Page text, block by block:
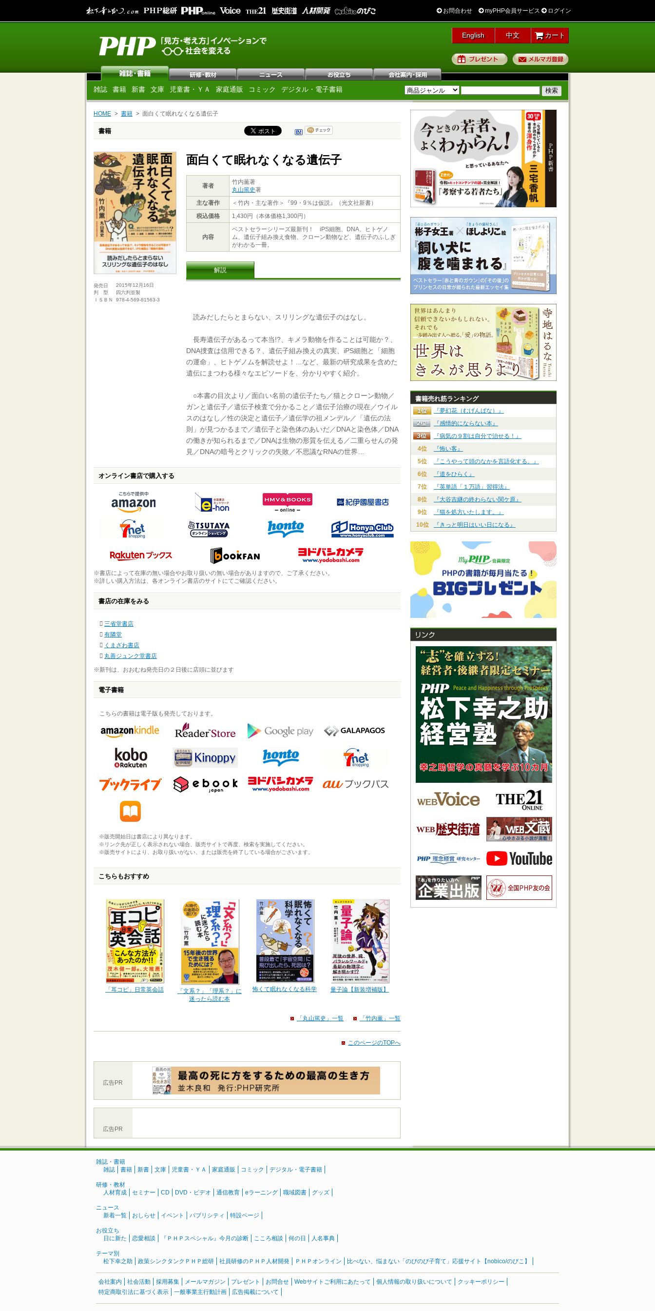
お問合わせ myPHP会員サービス ログイン
English 中文 カート
プレゼント
雑誌 書籍 新書 文庫 児童書・ＹＡ 家庭通販 コミック デジタル・電子書籍
HOME 書籍 面白くて眠れなくなる遺伝子
書籍
発売日
2015年12月16日
判 型
四六判並製
ＩＳＢＮ
978-4-569-81563-3
面白くて眠れなくなる遺伝子
著者
竹内薫著
丸山篤史著
主な著作
＜竹内・主な著作＞『99・9％は仮説』（光文社新書）
税込価格
1,430円（本体価格1,300円）
内容
ベストセラーシリーズ最新刊！ iPS細胞、DNA、ヒトゲノ
ム、遺伝子組み換え食物、クローン動物など、遺伝子のふしぎ
がわかる一冊。
解説
読みだしたらとまらない、スリリングな遺伝子のはなし。
長寿遺伝子があるって本当!?、キメラ動物を作ることは可能か？、
DNA捜査は信用できる？、遺伝子組み換えの真実、iPS細胞と「細胞
の運命」、ヒトゲノムを解読せよ！…など、最新の研究成果を含めた
遺伝にまつわる様々なエピソードを、分かりやすく紹介。
○本書の目次より／面白い名前の遺伝子たち／猫とクローン動物／
ガンと遺伝子／遺伝子検査で分かること／遺伝子治療の現在／ウイル
スのはなし／性の決定と遺伝子／遺伝学の祖メンデル／「遺伝の法
則」が見つかるまで／遺伝子と染色体のあいだ／DNAと染色体／DNA
の働きが知られるまで／DNAは生物の形質を伝える／二重らせんの発
見／DNAの暗号とクリックの失敗／不思議なRNAの世界…
オンライン書店で購入する
※書店によって在庫の無い場合やお取り扱いの無い場合がありますので、ご了承ください。
※詳しい購入方法は、各オンライン書店のサイトにてご確認ください。
書店の在庫をみる
三省堂書店
有隣堂
くまざわ書店
丸善ジュンク堂書店
※新刊は、おおむね発売日の２日後に店頭に並びます
電子書籍
こちらの書籍は電子版も発売しております。
※販売開始日は書店により異なります。
※リンク先が正しく表示されない場合、販売サイトで再度、検索を実施してください。
※販売サイトにより、お取り扱いがない、または販売を終了している場合がございます。
こちらもおすすめ
「耳コピ」日常英会話
「文系？」「理系？」に
迷ったら読む本
怖くて眠れなくなる科学 量子論【新装増補版】
「竹内薫」一覧
「丸山篤史」一覧
このページのTOPへ
広告PR
広告PR
書籍売れ筋ランキング
『夢幻花（むげんばな）』
『感情的にならない本』
『病気の９割は自分で治せる！』
4位
『怖い客』
5位
『こうやって頭のなかを言語化する。』
6位
『道をひらく』
7位
『英単語「１万語」習得法』
8位
『大谷吉継の終わらない関ケ原』
9位
『猫を処方いたします。』
10位
『きっと明日はいい日になる』
雑誌・書籍
雑誌
書籍 新書 文庫 児童書・ＹＡ 家庭通販 コミック デジタル・電子書籍
研修・教材
人材育成
セミナー CD DVD・ビデオ 通信教育 eラーニング 職域図書 グッズ
ニュース
新着一覧
おしらせ イベント パブリシティ 特設ページ
お役立ち
日に新た
恋愛相談 『ＰＨＰスペシャル』今月の診断 こころ相談 何の日 人名事典
テーマ別
松下幸之助
政策シンクタンクＰＨＰ総研 社員研修のＰＨＰ人材開発 ＰＨＰオンライン 比べない、悩まない「のびのび子育て」応援サイト【nobico/のびこ】
会社案内 社会活動 採用募集 メールマガジン プレゼント お問合せ Webサイトご利用にあたって 個人情報の取り扱いについて
クッキーポリシー
特定商取引法に基づく表示
一般事業主行動計画 広告掲載について